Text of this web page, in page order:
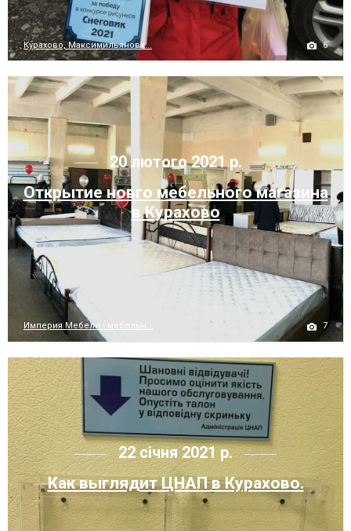
Курахово, Максимильяновк... 6
20 лютого 2021 р.
Открытие новго мебельного магазина
в Курахово
Империя Мебели - мебельн... 7
22 січня 2021 р.
Как выглядит ЦНАП в Курахово.